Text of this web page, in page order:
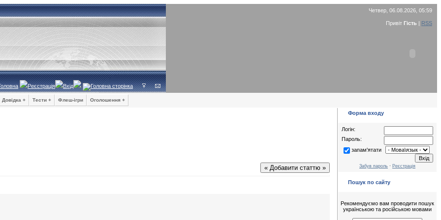
Четвер, 06.08.2026, 05:59
Привіт Гість | RSS
Реєстрація Вхід
Довідка + Тести + Флеш-ігри Оголошення +
« Добавити статтю »
Форма входу
Логін:
Пароль:
запам'ятати
Забув пароль · Реєстрація
Пошук по сайту
Рекомендуємо вам проводити пошук
українською та російською мовами